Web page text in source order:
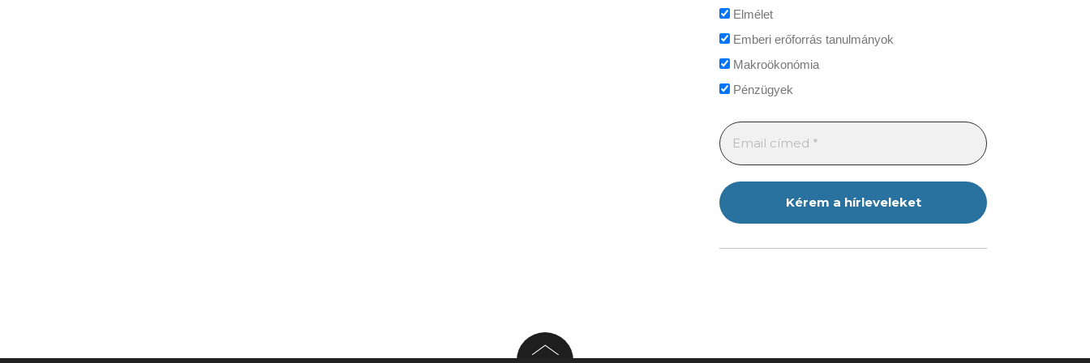
Elmélet
Emberi erőforrás tanulmányok
Makroökonómia
Pénzügyek